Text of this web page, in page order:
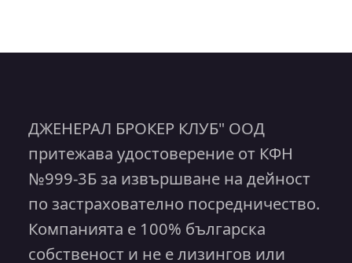
ДЖЕНЕРАЛ БРОКЕР КЛУБ" ООД
притежава удостоверение от КФН
№999-3Б за извършване на дейност
по застрахователно посредничество.
Компанията е 100% българска
собственост и не е лизингов или